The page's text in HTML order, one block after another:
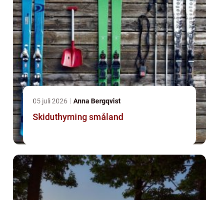
05 juli 2026 Anna Bergqvist
Skiduthyrning småland